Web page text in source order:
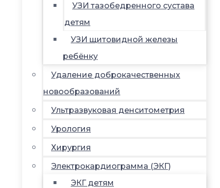
УЗИ тазобедренного сустава
детям
УЗИ щитовидной железы
ребёнку
Удаление доброкачественных
новообразований
Ультразвуковая денситометрия
Урология
Хирургия
Электрокардиограмма (ЭКГ)
ЭКГ детям